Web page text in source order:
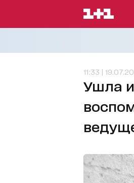
11:33 |
Ушла